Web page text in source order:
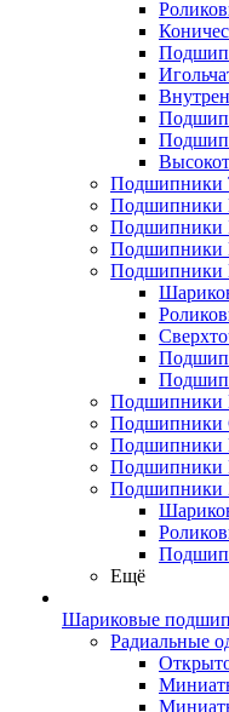
Подшипники
Подшипники
Подшипники
Подшипники
Подшипники
Подшипники
Подшипники
Подшипники
Подшипники
Подшипники
Ещё
Шариковые
Радиальные